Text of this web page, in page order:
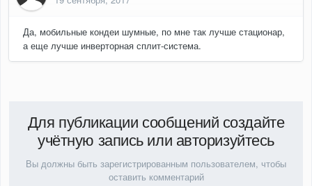
Да, мобильные кондеи шумные, по мне так лучше стационар,
а еще лучше инверторная сплит-система.
Для публикации сообщений создайте
учётную запись или авторизуйтесь
Вы должны быть зарегистрированным пользователем, чтобы
оставить комментарий